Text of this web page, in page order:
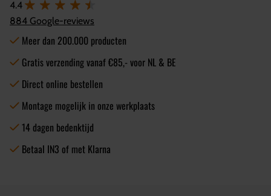
4.4
884 Google-reviews
Meer dan 200.000 producten
Gratis verzending vanaf €85,- voor NL & BE
Direct online bestellen
Montage mogelijk in onze werkplaats
14 dagen bedenktijd
Betaal IN3 of met Klarna